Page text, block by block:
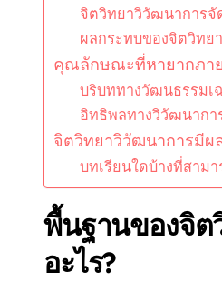
จิตวิทยาวิวัฒนาการจั
ผลกระทบของจิตวิทย
คุณลักษณะที่หายากภาย
บริบททางวัฒนธรรมเ
อิทธิพลทางวิวัฒนากา
จิตวิทยาวิวัฒนาการมีผ
บทเรียนใดบ้างที่สาม
พื้นฐานของจิต
อะไร?